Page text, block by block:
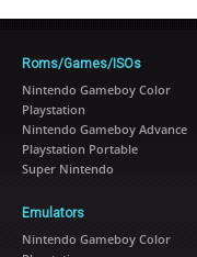
Roms/Games/ISOs
Nintendo Gameboy Color
Playstation
Nintendo Gameboy Advance
Playstation Portable
Super Nintendo
Emulators
Nintendo Gameboy Color